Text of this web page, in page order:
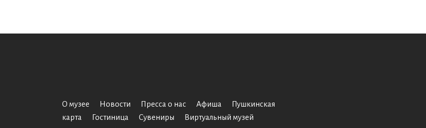
О музее Новости Пресса о нас Афиша
Пушкинская
карта
Гостиница Сувениры Виртуальный музей